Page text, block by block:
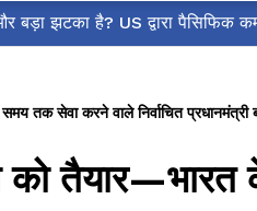
'शर्वरी कहाँ है?' पोस्ट, 'अल्फा' टीज़र
तक सेवा करने वाले निर्वाचित प्रधानमंत्री
को